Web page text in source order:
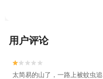
用户评论


太简易的山了，一路上被蚊虫